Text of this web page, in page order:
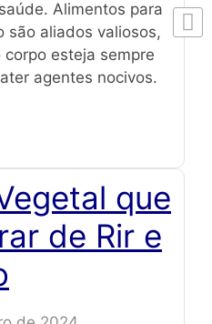
Alimentos para
são aliados valiosos,
esteja sempre
agentes nocivos.
que
de Rir e